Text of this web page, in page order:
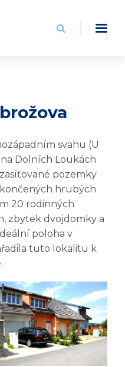
svahu (U
Dolních Loukách
pozemky
hrubých
20 rodinných
zbytek dvojdomky a
poloha v
tuto lokalitu k